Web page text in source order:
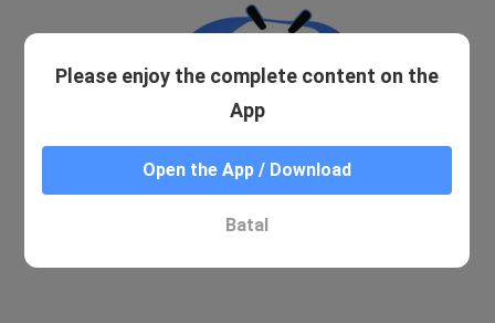
Please enjoy the complete content on the
App
Open the App / Download
Batal